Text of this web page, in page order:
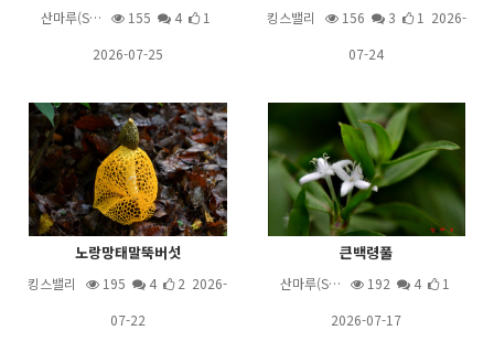
산마루(S… 155 4
1
2026-07-25
킹스밸리 156 3
1 2026-
07-24
노랑망태말뚝버섯
킹스밸리 195 4
2 2026-
07-22
큰백령풀
산마루(S… 192 4
1
2026-07-17